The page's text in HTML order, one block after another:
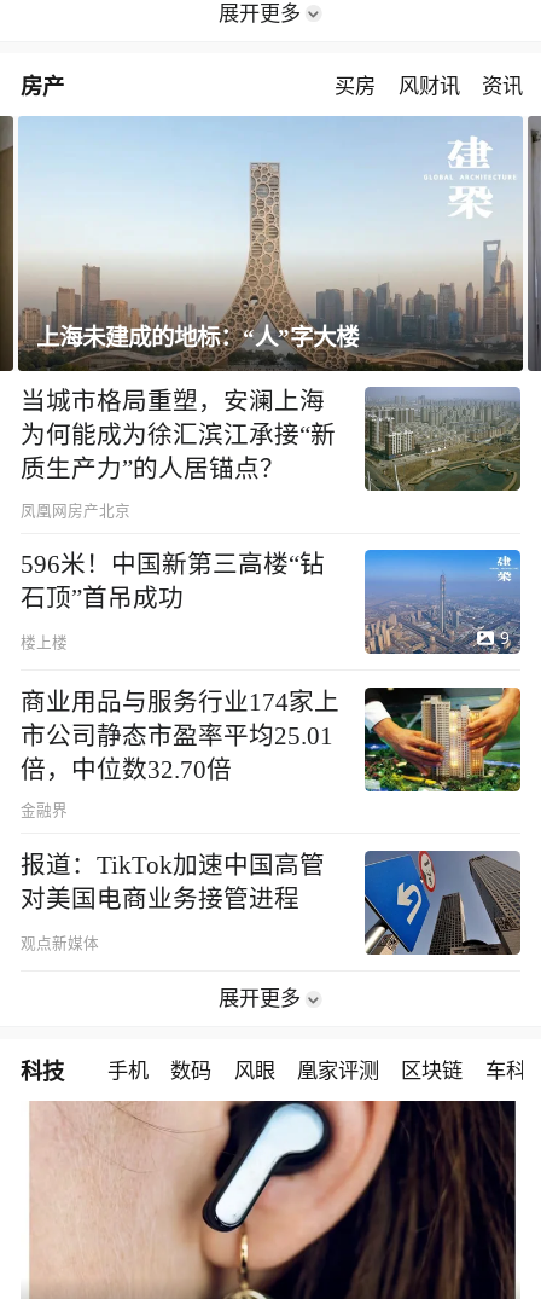
展开更多
房产 买房 风财讯 资讯
飘窗竟然能变身全屋C位 都后悔没早知道
当城市格局重塑，安澜上海
为何能成为徐汇滨江承接“新
质生产力”的人居锚点？
凤凰网房产北京
596米！中国新第三高楼“钻
石顶”首吊成功
楼上楼 9
商业用品与服务行业174家上
市公司静态市盈率平均25.01
倍，中位数32.70倍
金融界
报道：TikTok加速中国高管
对美国电商业务接管进程
观点新媒体
展开更多
科技 手机 数码 风眼 凰家评测 区块链 车科